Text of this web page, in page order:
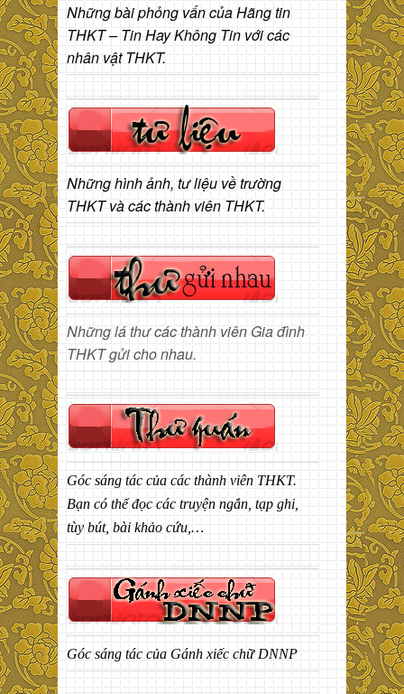
Những bài phỏng vấn của Hãng tin
THKT – Tin Hay Không Tin với các
nhân vật THKT.
Những hình ảnh, tư liệu về trường
THKT và các thành viên THKT.
Những lá thư các thành viên Gia đình
THKT gửi cho nhau.
Góc sáng tác của các thành viên THKT.
Bạn có thể đọc các truyện ngắn, tạp ghi,
tùy bút, bài khảo cứu,…
Góc sáng tác của Gánh xiếc chữ DNNP